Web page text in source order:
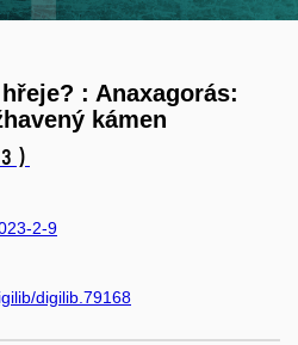
: Anaxagorás:
kámen
2-9
digilib.79168